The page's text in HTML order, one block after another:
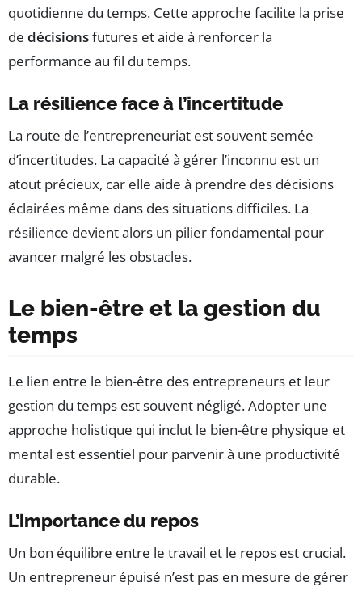
quotidienne du temps. Cette approche facilite la prise
de décisionsfutures et aide à renforcer la
performance au fil du temps.
La résilience face à l’incertitude
La route de l’entrepreneuriat est souvent semée
d’incertitudes. La capacité à gérer l’inconnu est un
atout précieux, car elle aide à prendre des décisions
éclairées même dans des situations difficiles. La
résilience devient alors un pilier fondamental pour
avancer malgré les obstacles.
Le bien-être et la gestion du
temps
Le lien entre le bien-être des entrepreneurs et leur
gestion du temps est souvent négligé. Adopter une
approche holistique qui inclut le bien-être physique et
mental est essentiel pour parvenir à une productivité
durable.
L’importance du repos
Un bon équilibre entre le travail et le repos est crucial.
Un entrepreneur épuisé n’est pas en mesure de gérer